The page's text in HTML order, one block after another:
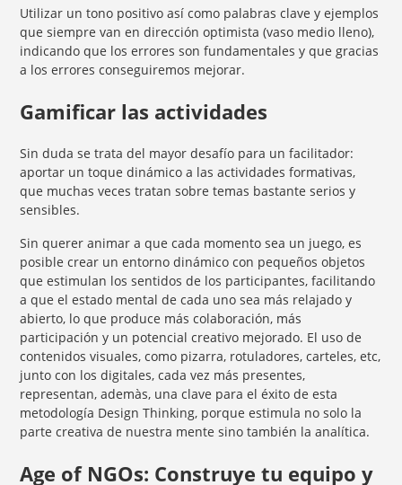
Utilizar un tono positivo así como palabras clave y ejemplos
que siempre van en dirección optimista (vaso medio lleno),
indicando que los errores son fundamentales y que gracias
a los errores conseguiremos mejorar.
Gamificar las actividades
Sin duda se trata del mayor desafío para un facilitador:
aportar un toque dinámico a las actividades formativas,
que muchas veces tratan sobre temas bastante serios y
sensibles.
Sin querer animar a que cada momento sea un juego, es
posible crear un entorno dinámico con pequeños objetos
que estimulan los sentidos de los participantes, facilitando
a que el estado mental de cada uno sea más relajado y
abierto, lo que produce más colaboración, más
participación y un potencial creativo mejorado. El uso de
contenidos visuales, como pizarra, rotuladores, carteles, etc,
junto con los digitales, cada vez más presentes,
representan, ademàs, una clave para el éxito de esta
metodología Design Thinking, porque estimula no solo la
parte creativa de nuestra mente sino también la analítica.
Age of NGOs: Construye tu equipo y